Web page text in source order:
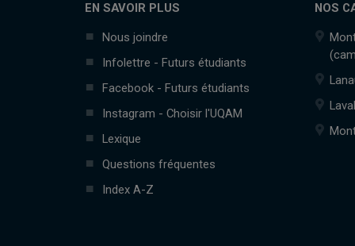
EN SAVOIR PLUS
Nous joindre
Infolettre - Futurs étudiants
Facebook - Futurs étudiants
Instagram - Choisir l'UQAM
Lexique
Questions fréquentes
Index A-Z
NOS
Laval